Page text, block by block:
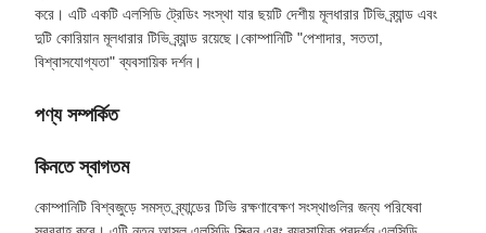
করে। এটি একটি এলসিডি ট্রেডিং সংস্থা যার ছয়টি দেশীয় মূলধারার টিভি ব্র্যান্ড এবং
দুটি কোরিয়ান মূলধারার টিভি ব্র্যান্ড রয়েছে।কোম্পানিটি "পেশাদার, সততা,
বিশ্বাসযোগ্যতা" ব্যবসায়িক দর্শন।
পণ্য সম্পর্কিত
কিনতে স্বাগতম
কোম্পানিটি বিশ্বজুড়ে সমস্ত ব্র্যান্ডের টিভি রক্ষণাবেক্ষণ সংস্থাগুলির জন্য পরিষেবা